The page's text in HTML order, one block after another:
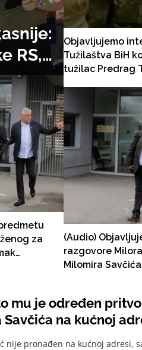
RS,
za
Objavljujemo
Tužilaštva BiH
tužilac Predrag
Milomira
(Audio)
razgovore
Milomira
mu je određen
na kućnoj
nije pronađen na kućnoj adresi,